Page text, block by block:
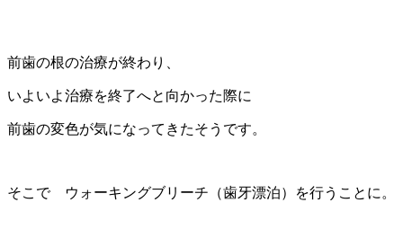
前歯の根の治療が終わり、
いよいよ治療を終了へと向かった際に
前歯の変色が気になってきたそうです。
そこで ウォーキングブリーチ（歯牙漂泊）を行うことに。